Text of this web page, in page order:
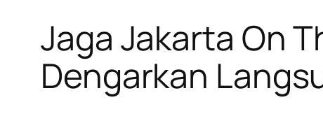
Jaga Jakarta On
Dengarkan